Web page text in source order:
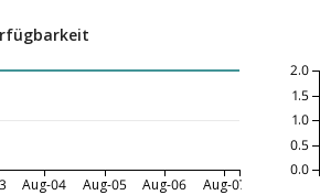
Aug-04 Aug-05 Aug-06 Aug-07
0.0
0.5
1.0
1.5
2.0